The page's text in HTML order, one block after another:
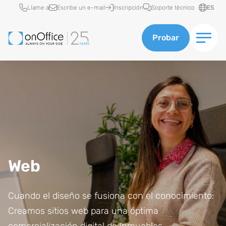
Acceso rápido
Llame a Escribe un e-mail Inscripción Soporte tècnico ES
Probar
Web
Cuando el diseño se fusiona con el conocimiento:
Creamos sitios web para una óptima